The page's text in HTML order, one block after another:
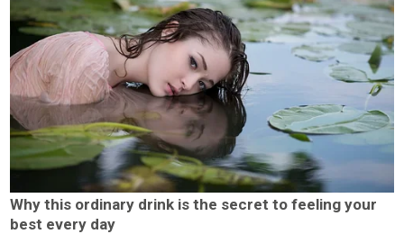
Why this ordinary drink is the secret to feeling your
best every day